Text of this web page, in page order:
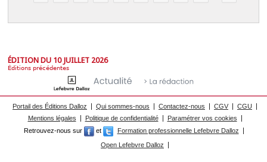
ÉDITION DU 10 JUILLET 2026
Éditions précédentes
Portail des Éditions Dalloz Qui sommes-nous Contactez-nous CGV
CGU
Mentions légales
Politique de confidentialité
Paramétrer vos cookies
Retrouvez-nous sur
et
Formation professionnelle Lefebvre Dalloz
Open Lefebvre Dalloz